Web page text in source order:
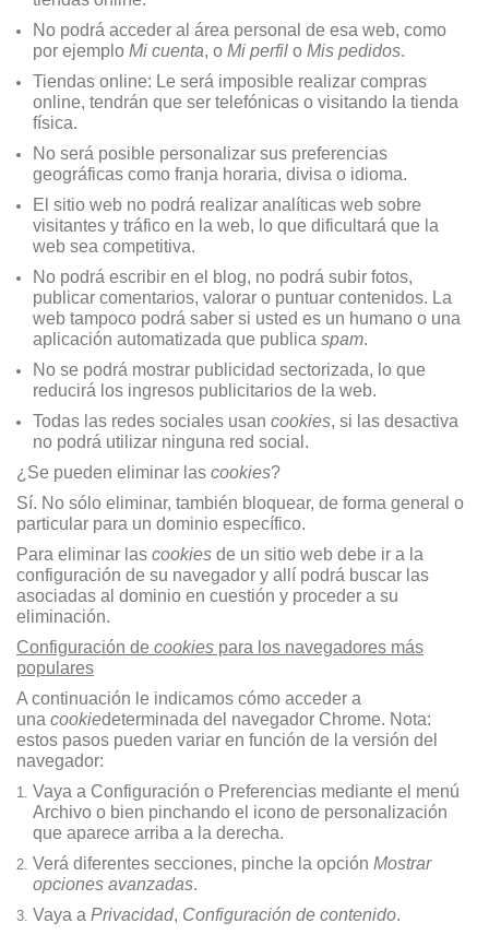
No podrá acceder al área personal de esa web, como
por ejemplo Mi cuenta, o Mi perfil o Mis pedidos.
Tiendas online: Le será imposible realizar compras
online, tendrán que ser telefónicas o visitando la tienda
física.
No será posible personalizar sus preferencias
geográficas como franja horaria, divisa o idioma.
El sitio web no podrá realizar analíticas web sobre
visitantes y tráfico en la web, lo que dificultará que la
web sea competitiva.
No podrá escribir en el blog, no podrá subir fotos,
publicar comentarios, valorar o puntuar contenidos. La
web tampoco podrá saber si usted es un humano o una
aplicación automatizada que publica spam.
No se podrá mostrar publicidad sectorizada, lo que
reducirá los ingresos publicitarios de la web.
Todas las redes sociales usan cookies, si las desactiva
no podrá utilizar ninguna red social.
¿Se pueden eliminar las cookies?
Sí. No sólo eliminar, también bloquear, de forma general o
particular para un dominio específico.
Para eliminar las cookies de un sitio web debe ir a la
configuración de su navegador y allí podrá buscar las
asociadas al dominio en cuestión y proceder a su
eliminación.
Configuración de cookies para los navegadores más
populares
A continuación le indicamos cómo acceder a
una cookiedeterminada del navegador Chrome. Nota:
estos pasos pueden variar en función de la versión del
navegador:
Vaya a Configuración o Preferencias mediante el menú
Archivo o bien pinchando el icono de personalización
que aparece arriba a la derecha.
Verá diferentes secciones, pinche la opción Mostrar
opciones avanzadas.
Vaya a Privacidad, Configuración de contenido.